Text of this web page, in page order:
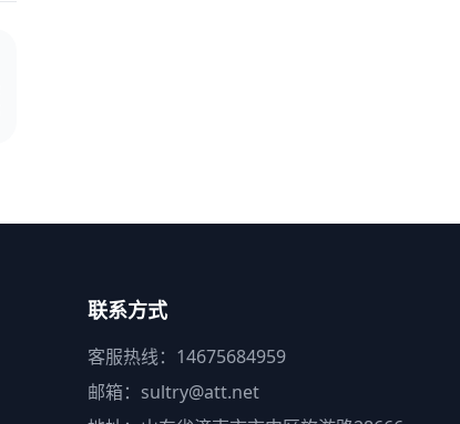
联系方式
客服热线：14675684959
邮箱：sultry@att.net